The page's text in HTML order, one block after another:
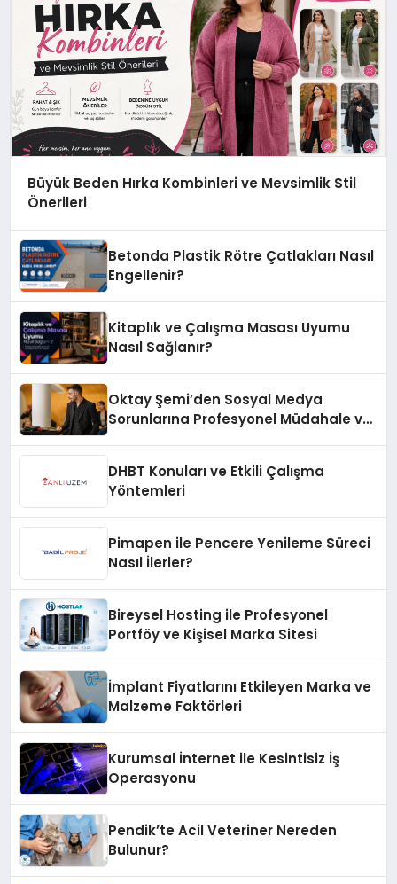
Büyük Beden Hırka Kombinleri ve Mevsimlik Stil
Önerileri
Betonda Plastik Rötre Çatlakları Nasıl
Engellenir?
Kitaplık ve Çalışma Masası Uyumu
Nasıl Sağlanır?
Oktay Şemi’den Sosyal Medya
Sorunlarına Profesyonel Müdahale ve
DHBT Konuları ve Etkili Çalışma
Yöntemleri
Pimapen ile Pencere Yenileme Süreci
Nasıl İlerler?
Bireysel Hosting ile Profesyonel
Portföy ve Kişisel Marka Sitesi
İmplant Fiyatlarını Etkileyen Marka ve
Malzeme Faktörleri
Kurumsal İnternet ile Kesintisiz İş
Operasyonu
Pendik’te Acil Veteriner Nereden
Bulunur?